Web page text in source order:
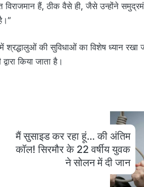
विराजमान हैं, ठीक वैसे ही, जैसे उन्होंने
श्रद्धालुओं की सुविधाओं का विशेष ध्यान रखा
किया जाता है।
मैं सुसाइड कर रहा हूं… की अंतिम
कॉल! सिरमौर के 22 वर्षीय युवक
ने सोलन में दी जान